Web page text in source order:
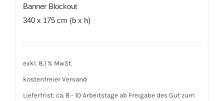
Banner Blockout
340 x 175 cm (b x h)
exkl. 8,1 % MwSt.
kostenfreier Versand
Lieferfrist: ca. 8 - 10 Arbeitstage ab Freigabe des Gut zum